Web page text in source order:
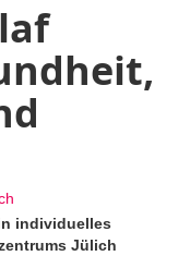
individuelles
Jülich